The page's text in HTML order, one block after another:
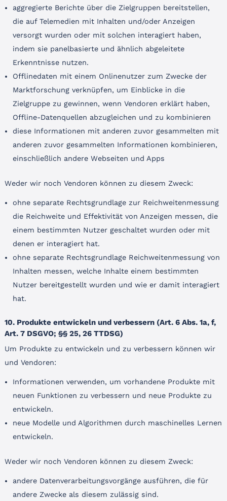
aggregierte Berichte über die Zielgruppen bereitstellen,
die auf Telemedien mit Inhalten und/oder Anzeigen
versorgt wurden oder mit solchen interagiert haben,
indem sie panelbasierte und ähnlich abgeleitete
Erkenntnisse nutzen.
Offlinedaten mit einem Onlinenutzer zum Zwecke der
Marktforschung verknüpfen, um Einblicke in die
Zielgruppe zu gewinnen, wenn Vendoren erklärt haben,
Offline-Datenquellen abzugleichen und zu kombinieren
diese Informationen mit anderen zuvor gesammelten mit
anderen zuvor gesammelten Informationen kombinieren,
einschließlich andere Webseiten und Apps
Weder wir noch Vendoren können zu diesem Zweck:
ohne separate Rechtsgrundlage zur Reichweitenmessung
die Reichweite und Effektivität von Anzeigen messen, die
einem bestimmten Nutzer geschaltet wurden oder mit
denen er interagiert hat.
ohne separate Rechtsgrundlage Reichweitenmessung von
Inhalten messen, welche Inhalte einem bestimmten
Nutzer bereitgestellt wurden und wie er damit interagiert
hat.
10. Produkte entwickeln und verbessern (Art. 6 Abs. 1a, f,
Art. 7 DSGVO; §§ 25, 26 TTDSG)
Um Produkte zu entwickeln und zu verbessern können wir
und Vendoren:
Informationen verwenden, um vorhandene Produkte mit
neuen Funktionen zu verbessern und neue Produkte zu
entwickeln.
neue Modelle und Algorithmen durch maschinelles Lernen
entwickeln.
Weder wir noch Vendoren können zu diesem Zweck:
andere Datenverarbeitungsvorgänge ausführen, die für
andere Zwecke als diesem zulässig sind.